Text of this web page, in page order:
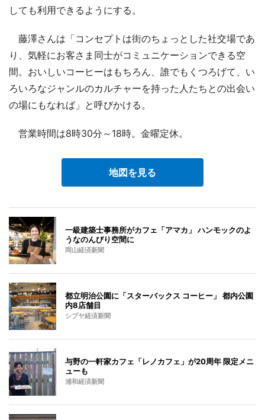
しても利用できるようにする。
藤澤さんは「コンセプトは街のちょっとした社交場であ
り、気軽にお客さま同士がコミュニケーションできる空
間。おいしいコーヒーはもちろん、誰でもくつろげて、い
ろいろなジャンルのカルチャーを持った人たちとの出会い
の場にもなれば」と呼びかける。
営業時間は8時30分～18時。金曜定休。
地図を見る
一級建築士事務所がカフェ「アマカ」 ハンモックのよ
うなのんびり空間に
岡山経済新聞
都立明治公園に「スターバックス コーヒー」 都内公園
内8店舗目
シブヤ経済新聞
与野の一軒家カフェ「レノカフェ」が20周年 限定メニ
ューも
浦和経済新聞